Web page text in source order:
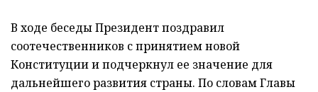
В ходе беседы Президент поздравил
соотечественников с принятием новой
Конституции и подчеркнул ее значение для
дальнейшего развития страны. По словам Главы